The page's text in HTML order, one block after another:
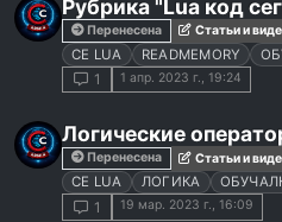
Рубрика "Lua код
Перенесена Статьи и
CE LUA READMEMORY
1 1 апр. 2023 г., 19:24
Логические
Перенесена Статьи и
CE LUA ЛОГИКА
1 19 мар. 2023 г., 16:09